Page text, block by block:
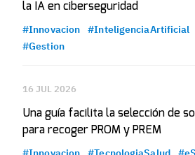
la IA en ciberseguridad
#Innovacion #InteligenciaArtificial
#Gestion
16 JUL 2026
Una guía facilita la selección de
para recoger PROM y PREM